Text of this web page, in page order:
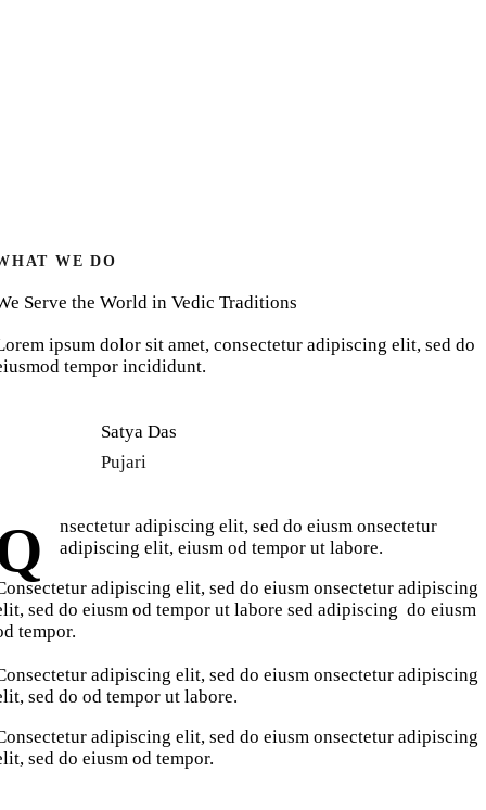
WE DO
Serve the World in Vedic Traditions
ipsum dolor sit amet, consectetur adipiscing elit, sed do
tempor incididunt.
Satya Das
Pujari
nsectetur adipiscing elit, sed do eiusm onsectetur
adipiscing elit, eiusm od tempor ut labore.
adipiscing elit, sed do eiusm onsectetur adipiscing
sed do eiusm od tempor ut labore sed adipiscing do eiusm
tempor.
adipiscing elit, sed do eiusm onsectetur adipiscing
sed do od tempor ut labore.
adipiscing elit, sed do eiusm onsectetur adipiscing
sed do eiusm od tempor.